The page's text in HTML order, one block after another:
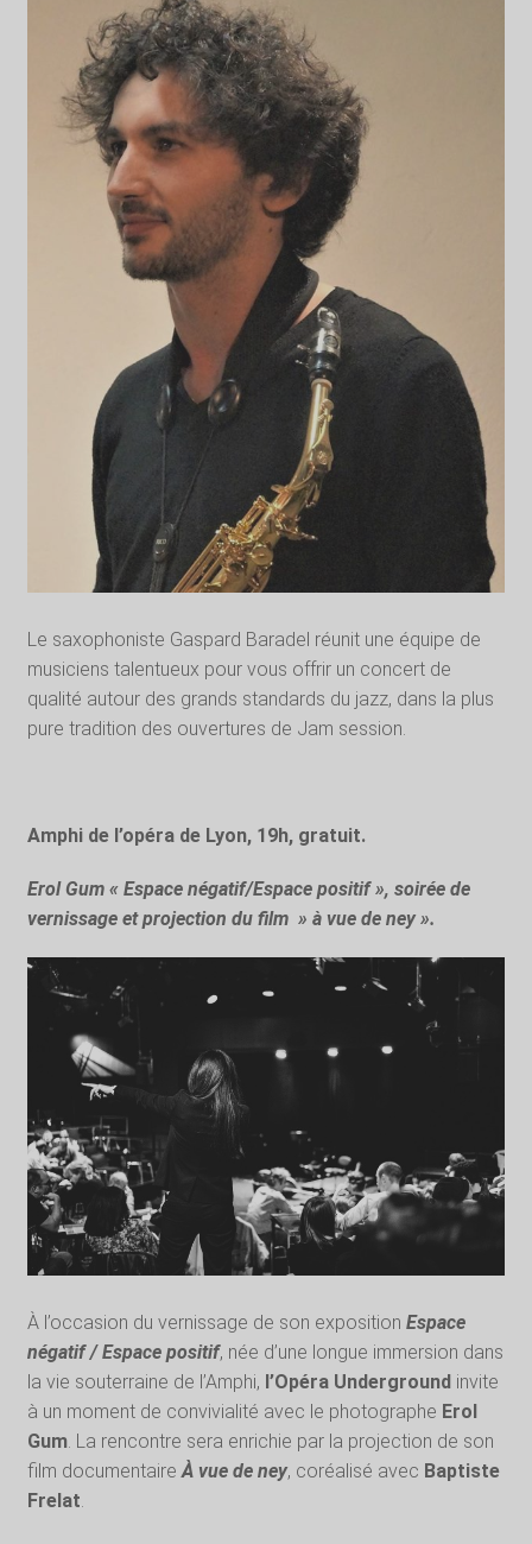
Le saxophoniste Gaspard Baradel réunit une équipe de
musiciens talentueux pour vous offrir un concert de
qualité autour des grands standards du jazz, dans la plus
pure tradition des ouvertures de Jam session.
Amphi de l’opéra de Lyon, 19h, gratuit.
Erol Gum « Espace négatif/Espace positif », soirée de
vernissage et projection du film » à vue de ney ».
À l’occasion du vernissage de son exposition Espace
négatif / Espace positif, née d’une longue immersion dans
la vie souterraine de l’Amphi, l’Opéra Undergroundinvite
à un moment de convivialité avec le photographe Erol
Gum. La rencontre sera enrichie par la projection de son
film documentaireÀ vue de ney, coréalisé avec Baptiste
Frelat.